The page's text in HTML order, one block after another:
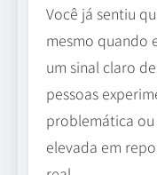
Você já sentiu
mesmo quando
um sinal claro
pessoas
problemática
elevada em